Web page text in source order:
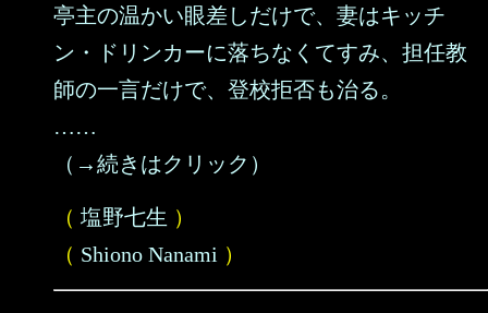
亭主の温かい眼差しだけで、妻はキッチ
ン・ドリンカーに落ちなくてすみ、担任教
師の一言だけで、登校拒否も治る。
……
（→続きはクリック）
（ 塩野七生 ）
（ Shiono Nanami ）